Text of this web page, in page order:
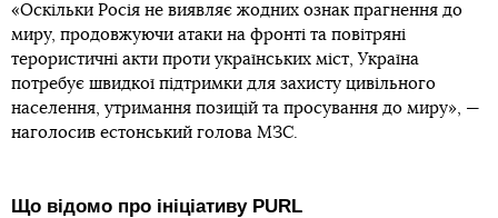
«Оскільки Росія не виявляє жодних ознак прагнення до
миру, продовжуючи атаки на фронті та повітряні
терористичні акти проти українських міст, Україна
потребує швидкої підтримки для захисту цивільного
населення, утримання позицій та просування до миру», —
наголосив естонський голова МЗС.
Що відомо про ініціативу PURL